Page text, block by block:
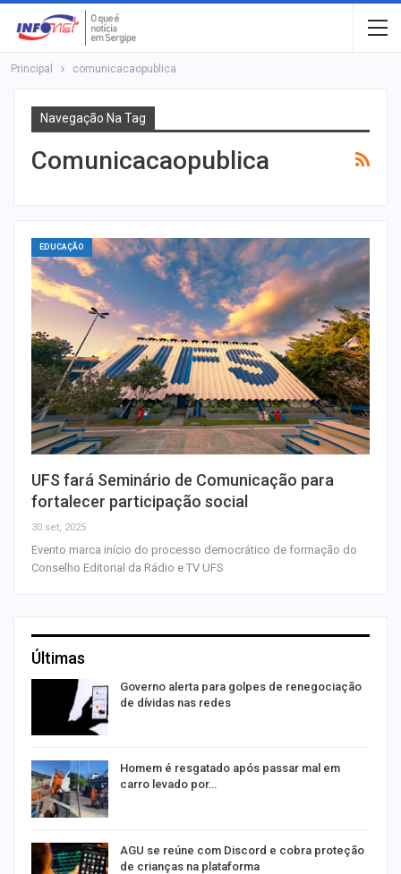
Principal comunicacaopublica
Navegação Na Tag
Comunicacaopublica
EDUCAÇÃO
UFS fará Seminário de Comunicação para
fortalecer participação social
30 set, 2025
Evento marca início do processo democrático de formação do
Conselho Editorial da Rádio e TV UFS
Últimas
Governo alerta para golpes de renegociação
de dívidas nas redes
Homem é resgatado após passar mal em
carro levado por…
AGU se reúne com Discord e cobra proteção
de crianças na plataforma